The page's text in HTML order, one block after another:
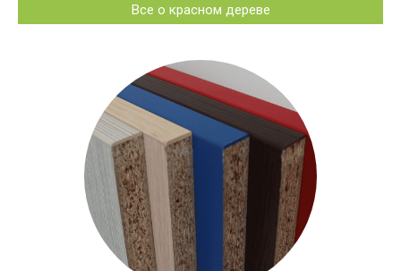
Все о красном дереве